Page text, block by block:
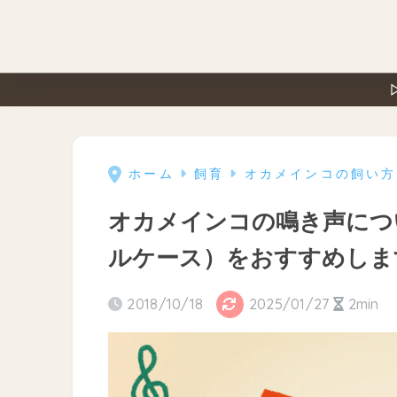
ホーム 飼育 オカメインコの飼い方
オカメインコの鳴き声に
ルケース）をおすすめし
2018/10/18 2025/01/27 2min